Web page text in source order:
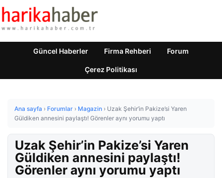
Güncel Haberler Firma Rehberi Forum
Çerez Politikası
Ana sayfa › Forumlar › Magazin › Uzak Şehir’in Pakize’si Yaren
Güldiken annesini paylaştı! Görenler aynı yorumu yaptı
Uzak Şehir’in Pakize’si Yaren
Güldiken annesini paylaştı!
Görenler aynı yorumu yaptı